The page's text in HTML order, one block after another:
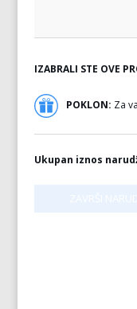
IZABRALI STE OVE
POKLON: Za
Ukupan iznos